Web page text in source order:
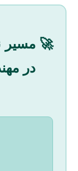
🚀 مسیر
در